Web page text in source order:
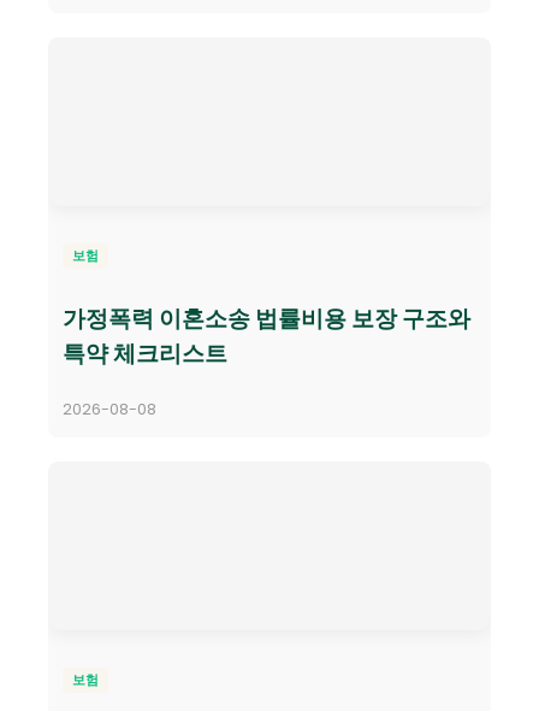
보험
가정폭력 이혼소송 법률비용 보장 구조와
특약 체크리스트
2026-08-08
보험